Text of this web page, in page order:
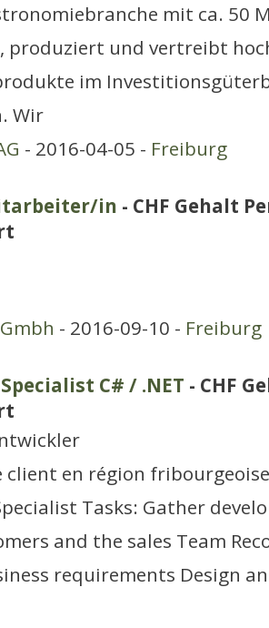
mit ca. 50
produziert und vertreibt
im
Wir
- 2016-04-05 - Freiburg
in - CHF Gehalt
- 2016-09-10 - Freiburg
C# / .NET - CHF
client en région
Tasks: Gather
and the sales Team
requirements Design